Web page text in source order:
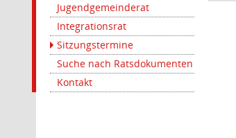
Jugendgemeinderat
Integrationsrat
Sitzungstermine
Suche nach Ratsdokumenten
Kontakt